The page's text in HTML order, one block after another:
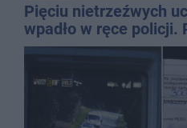
Pięciu nietrzeźwych
wpadło w ręce policji.
promila